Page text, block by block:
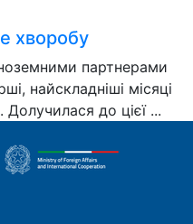
хворобу
партнерами
найскладніші місяці
Долучилася до цієї ...